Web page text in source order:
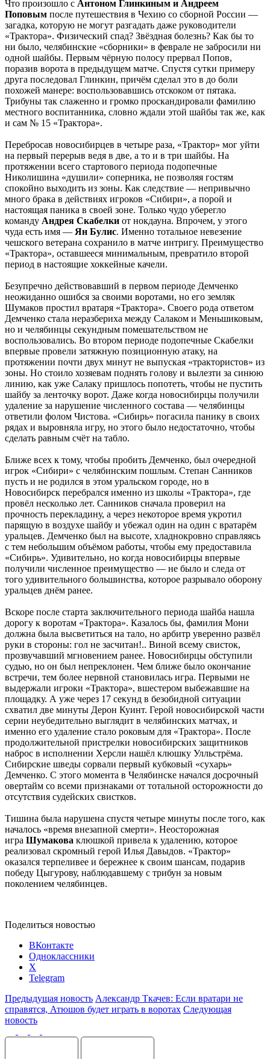
Что произошло с Антоном Глинкиным и Андреем
Поповым после путешествия в Чехию со сборной России —
загадка, которую не могут разгадать даже руководители
«Трактора». Физический спад? Звёздная болезнь? Как бы то
ни было, челябинские «сборники» в феврале не забросили ни
одной шайбы. Первым чёрную полосу прервал Попов,
поразив ворота в предыдущем матче. Спустя сутки примеру
друга последовал Глинкин, причём сделал это в до боли
похожей манере: воспользовавшись отскоком от пятака.
Трибуны так слаженно и громко проскандировали фамилию
местного воспитанника, словно ждали этой шайбы так же, как
и сам № 15 «Трактора».
Перебросав новосибирцев в четыре раза, «Трактор» мог уйти
на первый перерыв ведя в две, а то и в три шайбы. На
протяжении всего стартового периода подопечные
Николишина «душили» соперника, не позволяя гостям
спокойно выходить из зоны. Как следствие — непривычно
много брака в действиях игроков «Сибири», а порой и
настоящая паника в своей зоне. Только чудо уберегло
команду Андрея Скабелки от нокдауна. Впрочем, у этого
чуда есть имя — Ян Булис. Именно тотальное невезение
чешского ветерана сохранило в матче интригу. Преимущество
«Трактора», оставшееся минимальным, превратило второй
период в настоящие хоккейные качели.
Безупречно действовавший в первом периоде Демченко
неожиданно ошибся за своими воротами, но его земляк
Шумаков простил вратаря «Трактора». Своего рода ответом
Демченко стала неразбериха между Салаком и Меньшиковым,
но и челябинцы секундным помешательством не
воспользовались. Во втором периоде подопечные Скабелки
впервые провели затяжную позиционную атаку, на
протяжении почти двух минут не выпуская «трактористов» из
зоны. Но стоило хозяевам поднять голову и вылезти за синюю
линию, как уже Салаку пришлось попотеть, чтобы не пустить
шайбу за ленточку ворот. Даже когда новосибирцы получили
удаление за нарушение численного состава — челябинцы
ответили фолом Чистова. «Сибирь» погасила панику в своих
рядах и выровняла игру, но этого было недостаточно, чтобы
сделать равным счёт на табло.
Ближе всех к тому, чтобы пробить Демченко, был очередной
игрок «Сибири» с челябинским пошлым. Степан Санников
пусть и не родился в этом уральском городе, но в
Новосибирск перебрался именно из школы «Трактора», где
провёл несколько лет. Санников сначала проверил на
прочность перекладину, а через некоторое время укротил
парящую в воздухе шайбу и убежал один на один с вратарём
уральцев. Демченко был на высоте, хладнокровно справляясь
с тем небольшим объёмом работы, чтобы ему предоставила
«Сибирь». Удивительно, но когда новосибирцы впервые
получили численное преимущество — не было и следа от
того удивительного большинства, которое разрывало оборону
уральцев днём ранее.
Вскоре после старта заключительного периода шайба нашла
дорогу к воротам «Трактора». Казалось бы, фамилия Мони
должна была высветиться на тало, но арбитр уверенно развёл
руки в стороны: гол не засчитан!.. Виной всему свисток,
прозвучавший мгновением ранее. Новосибирцы обступили
судью, но он был непреклонен. Чем ближе было окончание
встречи, тем более нервной становилась игра. Первыми не
выдержали игроки «Трактора», вшестером выбежавшие на
площадку. А уже через 17 секунд в безобидной ситуации
схватил две минуты Дерон Куинт. Герой новосибирской части
серии неубедительно выглядит в челябинских матчах, и
именно его удаление стало роковым для «Трактора». После
продолжительной пристрелки новосибирских защитников
наброс в исполнении Херсли нашёл клюшку Улльстрёма.
Сибирские шведы сорвали первый кубковый «сухарь»
Демченко. С этого момента в Челябинске начался досрочный
овертайм со всеми признаками от тотальной осторожности до
отсутствия судейских свистков.
Тишина была нарушена спустя четыре минуты после того, как
началось «время внезапной смерти». Неосторожная
игра Шумакова клюшкой привела к удалению, которое
реализовал скромный герой Илья Давыдов. «Трактор»
оказался терпеливее и бережнее к своим шансам, подарив
победу Цыгурову, наблюдавшему с трибун за новым
поколением челябинцев.
Поделиться новостью
ВКонтакте
Одноклассники
X
Telegram
Предыдущая новость Александр Ткачев: Если вратари не
справятся, Атюшов будет играть в воротах Следующая
новость